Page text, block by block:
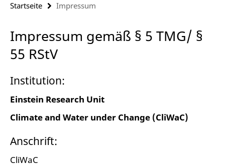
Startseite Impressum
Impressum gemäß § 5 TMG/ §
55 RStV
Institution:
Einstein Research Unit
Climate and Water under Change (CliWaC)
Anschrift:
CliWaC